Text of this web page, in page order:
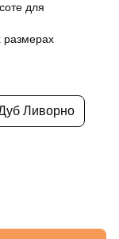
для
размерах
Ливорно